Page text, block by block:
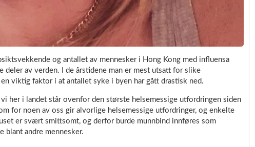
og antallet av mennesker i Hong Kong med influensa
av verden. I de årstidene man er mest utsatt for slike
viktig faktor i at antallet syke i byen har gått drastisk ned.
her i landet står ovenfor den største helsemessige utfordringen siden
for noen av oss gir alvorlige helsemessige utfordringer, og enkelte
er svært smittsomt, og derfor burde munnbind innføres som
blant andre mennesker.